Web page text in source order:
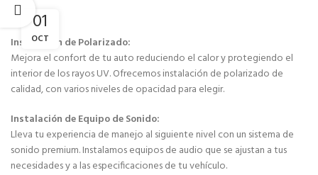
01
OCT
Instalación de Polarizado:
Mejora el confort de tu auto reduciendo el calor y protegiendo el
interior de los rayos UV. Ofrecemos instalación de polarizado de
calidad, con varios niveles de opacidad para elegir.
Instalación de Equipo de Sonido:
Lleva tu experiencia de manejo al siguiente nivel con un sistema de
sonido premium. Instalamos equipos de audio que se ajustan a tus
necesidades y a las especificaciones de tu vehículo.